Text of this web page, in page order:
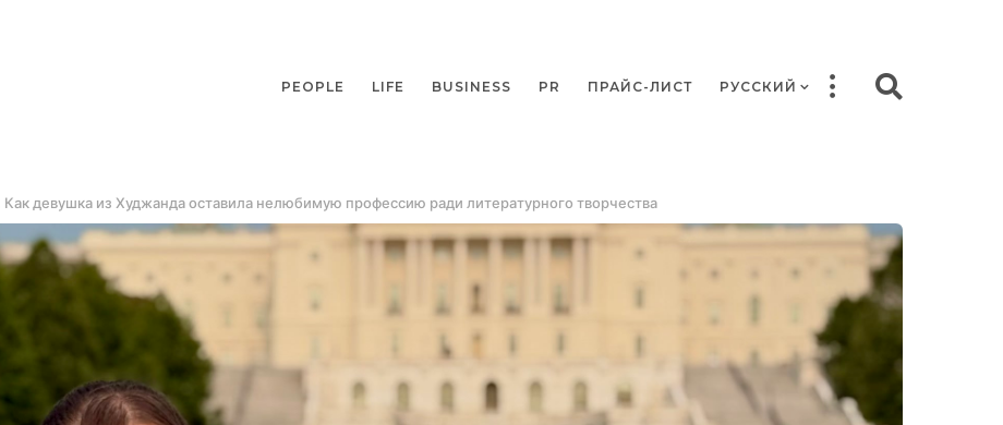
PEOPLE LIFE BUSINESS PR ПРАЙС-ЛИСТ РУССКИЙ
Как девушка из Худжанда оставила нелюбимую профессию ради литературного творчества